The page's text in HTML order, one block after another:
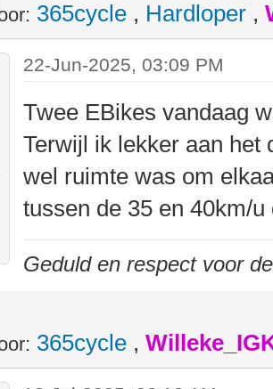
365cycle , Hardloper ,
22-Jun-2025, 03:09 PM
Twee EBikes vandaag
Terwijl ik lekker aan het
wel ruimte was om
tussen de 35 en 40km/u
Geduld en respect voor
365cycle ,